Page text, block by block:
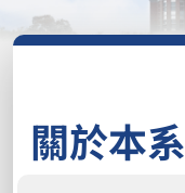
關於本系